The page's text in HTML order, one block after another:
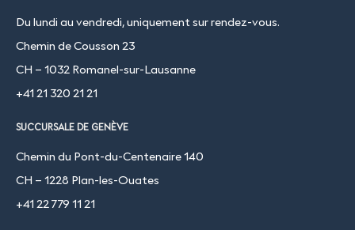
Du lundi au vendredi, uniquement sur rendez-vous.
Chemin de Cousson 23
CH – 1032 Romanel-sur-Lausanne
+41 21 320 21 21
SUCCURSALE DE GENÈVE
Chemin du Pont-du-Centenaire 140
CH – 1228 Plan-les-Ouates
+41 22 779 11 21